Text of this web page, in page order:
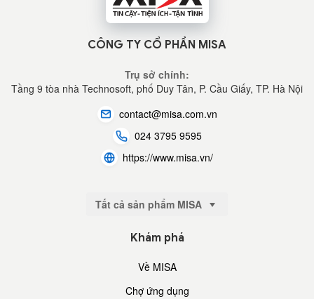
CÔNG TY CỔ PHẦN MISA
Trụ sở chính:
Tầng 9 tòa nhà Technosoft, phố Duy Tân, P. Cầu Giấy, TP. Hà Nội
contact@misa.com.vn
024 3795 9595
https://www.misa.vn/
Tất cả sản phẩm MISA
Khám phá
Về MISA
Chợ ứng dụng